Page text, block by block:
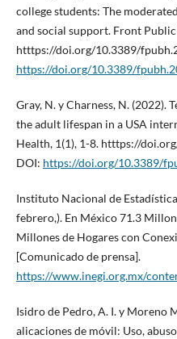
college students: The
and social support. Front
htttps://doi.org/10.3389/
https://doi.org/10.3389/
Gray, N. y Charness, N. (2022).
the adult lifespan in a USA
Health, 1(1), 1-8. htttps://
DOI: https://doi.org/10.3389/
Instituto Nacional de
febrero,). En México 71.3
Millones de Hogares con
[Comunicado de prensa].
https://www.inegi.org.mx/
Isidro de Pedro, A. I. y Moreno
alicaciones de móvil: Uso,